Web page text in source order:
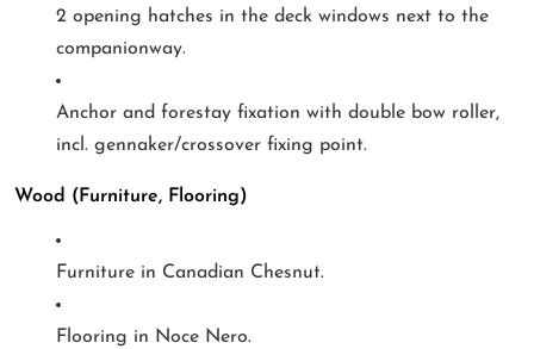
2 opening hatches in the deck windows next to the
companionway.
Anchor and forestay fixation with double bow roller,
incl. gennaker/crossover fixing point.
Wood (Furniture, Flooring)
Furniture in Canadian Chesnut.
Flooring in Noce Nero.